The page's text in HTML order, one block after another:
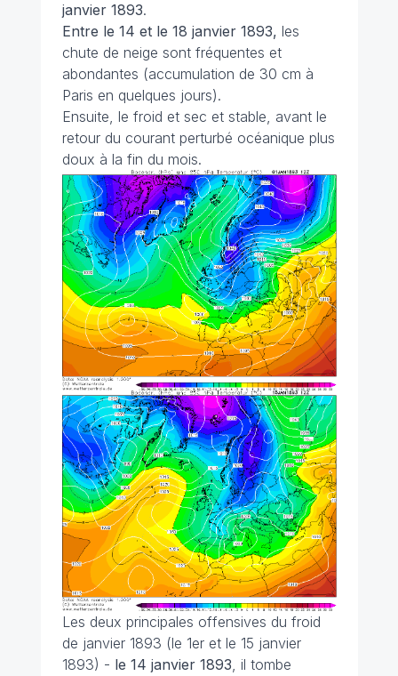
janvier 1893.
Entre le 14 et le 18 janvier 1893, les
chute de neige sont fréquentes et
abondantes (accumulation de 30 cm à
Paris en quelques jours).
Ensuite, le froid et sec et stable, avant le
retour du courant perturbé océanique plus
doux à la fin du mois.
Les deux principales offensives du froid
de janvier 1893 (le 1er et le 15 janvier
1893) - le 14 janvier 1893, il tombe